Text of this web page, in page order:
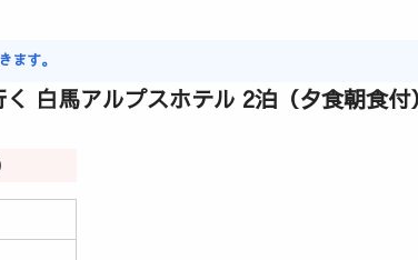
ます。
白馬アルプスホテル 2泊（夕食朝食